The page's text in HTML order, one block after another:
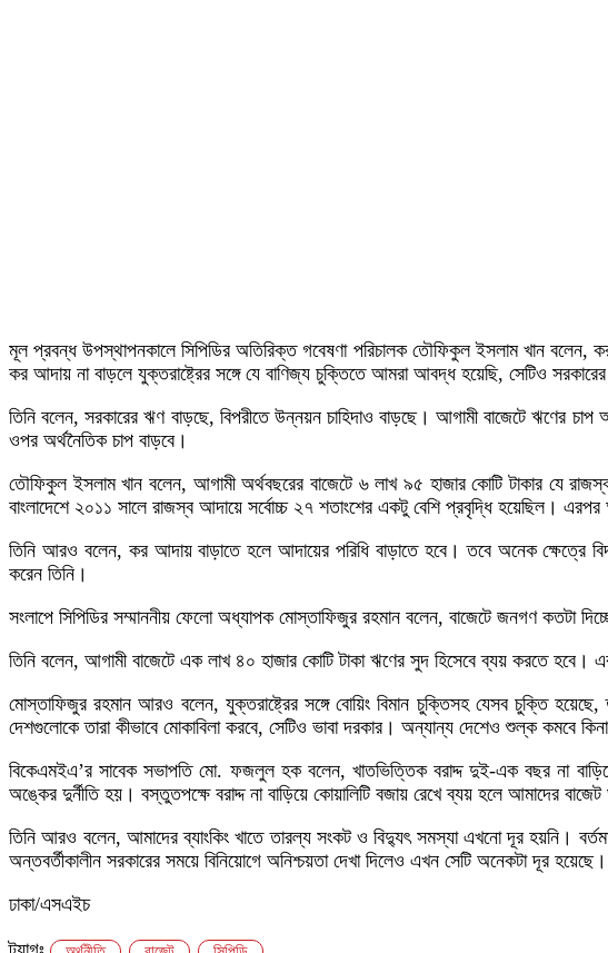
মূল প্রবন্ধ উপস্থাপনকালে সিপিডির অতিরিক্ত গবেষণা পরিচালক তৌফিকুল ইসলাম খান বলেন,
কর আদায় না বাড়লে যুক্তরাষ্ট্রের সঙ্গে যে বাণিজ্য চুক্তিতে আমরা আবদ্ধ হয়েছি, সেটিও
তিনি বলেন, সরকারের ঋণ বাড়ছে, বিপরীতে উন্নয়ন চাহিদাও বাড়ছে। আগামী বাজেটে ঋণের
ওপর অর্থনৈতিক চাপ বাড়বে।
তৌফিকুল ইসলাম খান বলেন, আগামী অর্থবছরের বাজেটে ৬ লাখ ৯৫ হাজার কোটি টাকার যে
বাংলাদেশে ২০১১ সালে রাজস্ব আদায়ে সর্বোচ্চ ২৭ শতাংশের একটু বেশি প্রবৃদ্ধি হয়েছিল।
তিনি আরও বলেন, কর আদায় বাড়াতে হলে আদায়ের পরিধি বাড়াতে হবে। তবে অনেক ক্ষেত্রে
করেন তিনি।
সংলাপে সিপিডির সম্মাননীয় ফেলো অধ্যাপক মোস্তাফিজুর রহমান বলেন, বাজেটে জনগণ কতটা
তিনি বলেন, আগামী বাজেটে এক লাখ ৪০ হাজার কোটি টাকা ঋণের সুদ হিসেবে ব্যয় করতে হবে।
মোস্তাফিজুর রহমান আরও বলেন, যুক্তরাষ্ট্রের সঙ্গে বোয়িং বিমান চুক্তিসহ যেসব চুক্তি
দেশগুলোকে তারা কীভাবে মোকাবিলা করবে, সেটিও ভাবা দরকার। অন্যান্য দেশেও শুল্ক কমবে
বিকেএমইএ’র সাবেক সভাপতি মো. ফজলুল হক বলেন, খাতভিত্তিক বরাদ্দ দুই-এক বছর না
অঙ্কের দুর্নীতি হয়। বস্তুতপক্ষে বরাদ্দ না বাড়িয়ে কোয়ালিটি বজায় রেখে ব্যয় হলে আমাদের
তিনি আরও বলেন, আমাদের ব্যাংকিং খাতে তারল্য সংকট ও বিদ্যুৎ সমস্যা এখনো দূর হয়নি।
অন্তবর্তীকালীন সরকারের সময়ে বিনিয়োগে অনিশ্চয়তা দেখা দিলেও এখন সেটি অনেকটা দূর
ঢাকা/এসএইচ